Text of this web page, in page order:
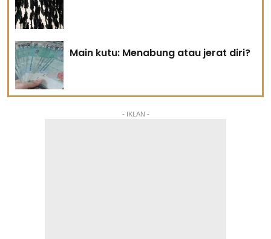
Main kutu: Menabung atau jerat diri?
- IKLAN -